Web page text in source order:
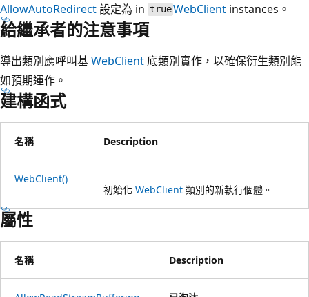
AllowAutoRedirect設定為 in trueWebClient instances。
給繼承者的注意事項
導出類別應呼叫基WebClient 底類別實作，以確保衍生類別能
如預期運作。
建構函式
名稱 Description
WebClient()
初始化 WebClient 類別的新執行個體。
屬性
名稱 Description